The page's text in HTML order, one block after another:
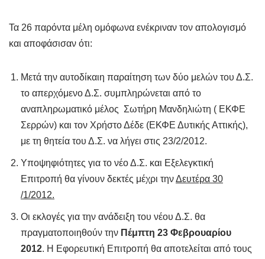
Τα 26 παρόντα μέλη ομόφωνα ενέκριναν τον απολογισμό
και αποφάσισαν ότι:
Μετά την αυτοδίκαιη παραίτηση των δύο μελών του Δ.Σ.
το απερχόμενο Δ.Σ. συμπληρώνεται από το
αναπληρωματικό μέλος Σωτήρη Μανδηλιώτη ( ΕΚΦΕ
Σερρών) και τον Χρήστο Δέδε (ΕΚΦΕ Δυτικής Αττικής),
με τη θητεία του Δ.Σ. να λήγει στις 23/2/2012.
Υποψηφιότητες για το νέο Δ.Σ. και Εξελεγκτική
Επιτροπή θα γίνουν δεκτές μέχρι τηνΔευτέρα 30
/1/2012.
Οι εκλογές για την ανάδειξη του νέου Δ.Σ. θα
πραγματοποιηθούν την Πέμπτη 23 Φεβρουαρίου
2012. Η Εφορευτική Επιτροπή θα αποτελείται από τους